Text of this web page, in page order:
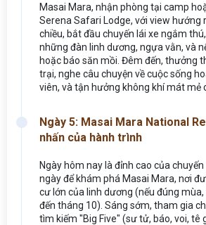
Masai Mara, nhận phòng tại camp
Serena Safari Lodge, với view hướng
chiều, bắt đầu chuyến lái xe ngắm
những đàn linh dương, ngựa vằn, và
hoặc báo săn mồi. Đêm đến, thưởng
trại, nghe câu chuyện về cuộc sống
viên, và tận hưởng không khí mát mẻ
Ngày 5: Masai Mara National
nhấn của hành trình
Ngày hôm nay là đỉnh cao của
ngày để khám phá Masai Mara, nơi
cư lớn của linh dương (nếu đúng
đến tháng 10). Sáng sớm, tham gia
tìm kiếm "Big Five" (sư tử, báo, voi, tê